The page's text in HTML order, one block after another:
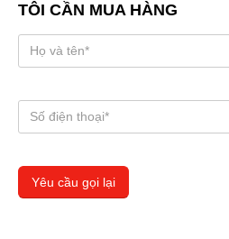
TÔI CẦN MUA HÀNG